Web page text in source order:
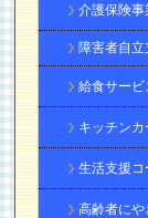
介護保険事
障害者自
給食サービ
キッチン
生活支援
高齢者に